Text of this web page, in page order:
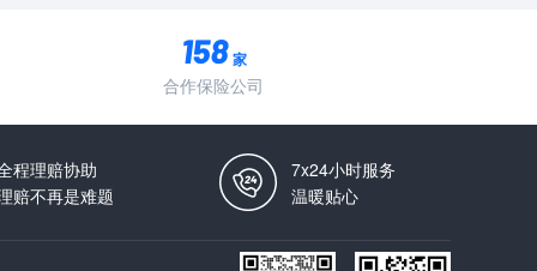
家
合作保险公司
程理赔协助
赔不再是难题
7x24小时服务
温暖贴心